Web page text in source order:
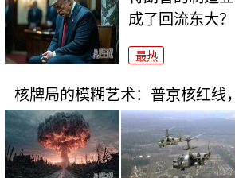
成了回流东大？
最热
核牌局的模糊艺术：普京核红线